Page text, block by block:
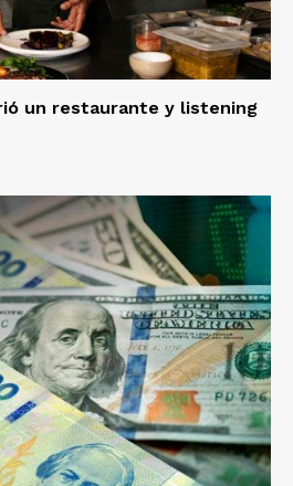
un restaurante y listening